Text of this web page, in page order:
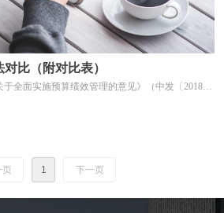
比（附对比表）
于全面实施预算绩效管理的意见》（中发〔2018〕
纲领性文件出台后，业界普遍预期原有预算绩效
页 1 下一页